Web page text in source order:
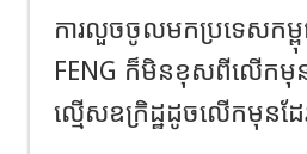
ការលួចចូលមកប្រទេសកម្
FENG ក៏មិនខុសពីលើកមុន
ល្មើសឧក្រិដ្ឋដូចលើកមុនដែ